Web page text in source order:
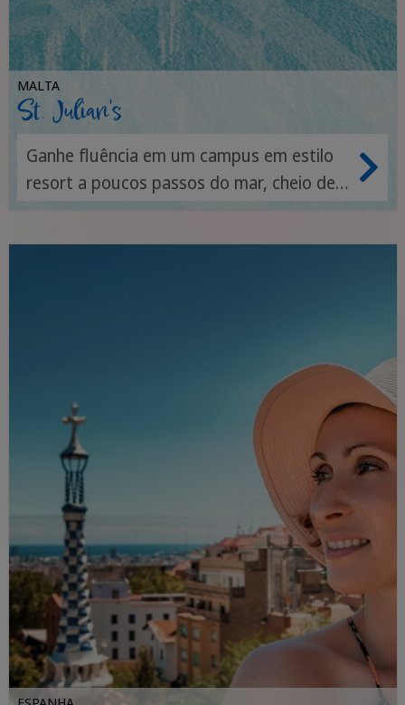
MALTA
St. Julian's
Ganhe fluência em um campus em estilo
resort a poucos passos do mar, cheio de
vida, charme e conexão.